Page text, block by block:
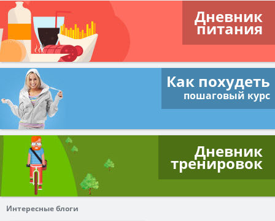
Дневник
питания
Как похудеть
пошаговый курс
Дневник
тренировок
Интересные блоги